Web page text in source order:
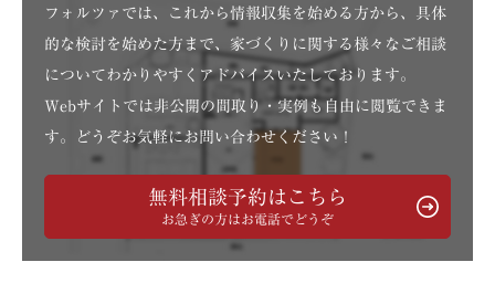
フォルツァでは、これから情報収集を始める方から、具体
的な検討を始めた方まで、家づくりに関する様々なご相談
についてわかりやすくアドバイスいたしております。
Webサイトでは非公開の間取り・実例も自由に閲覧できま
す。どうぞお気軽にお問い合わせください！
無料相談予約はこちら
お急ぎの方はお電話でどうぞ